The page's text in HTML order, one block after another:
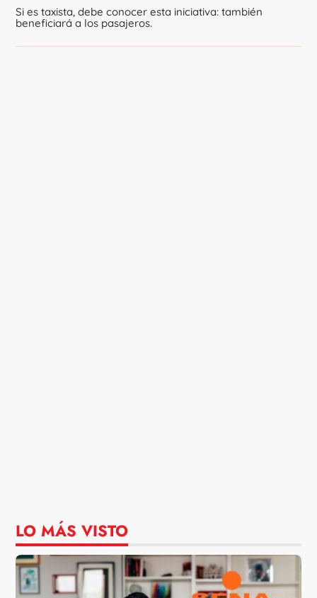
Si es taxista, debe conocer esta iniciativa: también
beneficiará a los pasajeros.
LO MÁS VISTO